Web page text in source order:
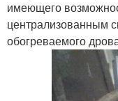
имеющего
централизованным
обогреваемого